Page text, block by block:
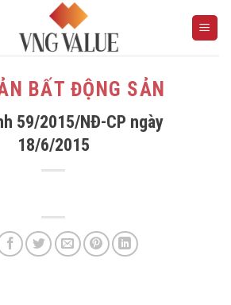
BẤT ĐỘNG SẢN
59/2015/NĐ-CP ngày
18/6/2015